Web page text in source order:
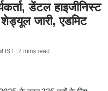
डेंटल हाइजीनिस्ट
जारी, एडमिट
IST| 2 mins read